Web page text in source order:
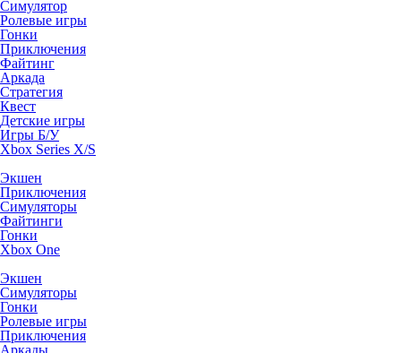
Симулятор
Ролевые игры
Гонки
Приключения
Файтинг
Аркада
Стратегия
Квест
Детские игры
Игры Б/У
Xbox Series X/S
Экшен
Приключения
Симуляторы
Файтинги
Гонки
Xbox One
Экшен
Симуляторы
Гонки
Ролевые игры
Приключения
Аркады